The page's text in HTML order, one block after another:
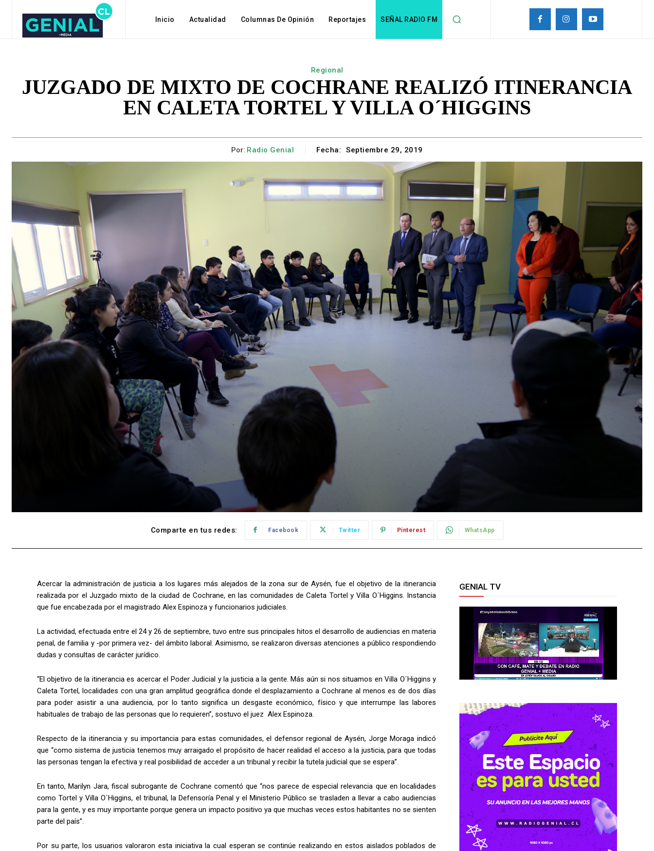
Inicio Actualidad Columnas De Opinión Reportajes SEÑAL RADIO FM
Regional
JUZGADO DE MIXTO DE COCHRANE REALIZÓ ITINERANCIA
EN CALETA TORTEL Y VILLA O´HIGGINS
Por: Radio Genial Fecha: Septiembre 29, 2019
Comparte en tus redes: Facebook Twitter Pinterest WhatsApp
Acercar la administración de justicia a los lugares más alejados de la zona sur de Aysén, fue el objetivo de la itinerancia
realizada por el Juzgado mixto de la ciudad de Cochrane, en las comunidades de Caleta Tortel y Villa O´Higgins. Instancia
que fue encabezada por el magistrado Alex Espinoza y funcionarios judiciales.
La actividad, efectuada entre el 24 y 26 de septiembre, tuvo entre sus principales hitos el desarrollo de audiencias en materia
penal, de familia y -por primera vez- del ámbito laboral. Asimismo, se realizaron diversas atenciones a público respondiendo
dudas y consultas de carácter jurídico.
“El objetivo de la itinerancia es acercar el Poder Judicial y la justicia a la gente. Más aún si nos situamos en Villa O´Higgins y
Caleta Tortel, localidades con una gran amplitud geográfica donde el desplazamiento a Cochrane al menos es de dos días
para poder asistir a una audiencia, por lo tanto significa un desgaste económico, físico y que interrumpe las labores
habituales de trabajo de las personas que lo requieren”, sostuvo el juez Alex Espinoza.
Respecto de la itinerancia y su importancia para estas comunidades, el defensor regional de Aysén, Jorge Moraga indicó
que “como sistema de justicia tenemos muy arraigado el propósito de hacer realidad el acceso a la justicia, para que todas
las personas tengan la efectiva y real posibilidad de acceder a un tribunal y recibir la tutela judicial que se espera”.
En tanto, Marilyn Jara, fiscal subrogante de Cochrane comentó que “nos parece de especial relevancia que en localidades
como Tortel y Villa O´Higgins, el tribunal, la Defensoría Penal y el Ministerio Público se trasladen a llevar a cabo audiencias
para la gente, y es muy importante porque genera un impacto positivo ya que muchas veces estos habitantes no se sienten
parte del país”.
Por su parte, los usuarios valoraron esta iniciativa la cual esperan se continúe realizando en estos aislados poblados de
GENIAL TV